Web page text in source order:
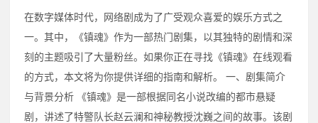
在数字媒体时代，网络剧成为了广受观众喜爱的娱乐方式之
一。其中，《镇魂》作为一部热门剧集，以其独特的剧情和深
刻的主题吸引了大量粉丝。如果你正在寻找《镇魂》在线观看
的方式，本文将为你提供详细的指南和解析。 一、剧集简介
与背景分析 《镇魂》是一部根据同名小说改编的都市悬疑
剧，讲述了特警队长赵云澜和神秘教授沈巍之间的故事。该剧